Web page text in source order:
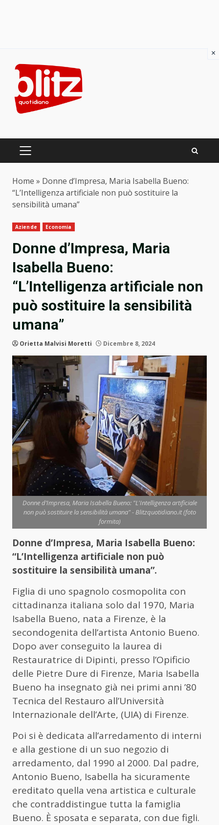
content
PRIMARY
Home » Donne d’Impresa, Maria Isabella Bueno:
“L’Intelligenza artificiale non può sostituire la
sensibilità umana”
Aziende Economia
Donne d’Impresa, Maria
Isabella Bueno:
“L’Intelligenza artificiale non
può sostituire la sensibilità
umana”
Orietta Malvisi Moretti Dicembre 8, 2024
Donne d’Impresa, Maria Isabella Bueno: "L'Intelligenza artificiale
non può sostituire la sensibilità umana" - Blitzquotidiano.it (foto
formita)
Donne d’Impresa, Maria Isabella Bueno:
“L’Intelligenza artificiale non può
sostituire la sensibilità umana”.
Figlia di uno spagnolo cosmopolita con
cittadinanza italiana solo dal 1970, Maria
Isabella Bueno, nata a Firenze, è la
secondogenita dell’artista Antonio Bueno.
Dopo aver conseguito la laurea di
Restauratrice di Dipinti, presso l’Opificio
delle Pietre Dure di Firenze, Maria Isabella
Bueno ha insegnato già nei primi anni ’80
Tecnica del Restauro all’Università
Internazionale dell’Arte, (UIA) di Firenze.
Poi si è dedicata all’arredamento di interni
e alla gestione di un suo negozio di
arredamento, dal 1990 al 2000. Dal padre,
Antonio Bueno, Isabella ha sicuramente
ereditato quella vena artistica e culturale
che contraddistingue tutta la famiglia
Bueno. È sposata e separata, con due figli.
×